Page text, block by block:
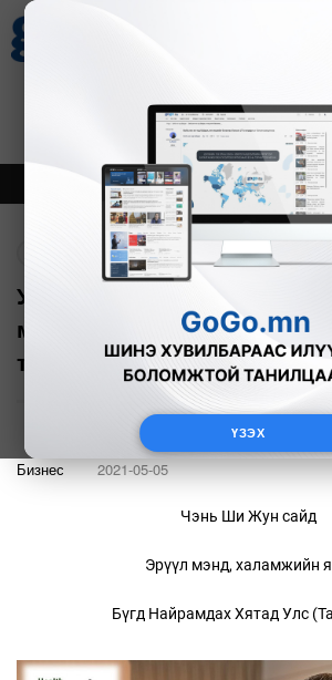
ҮЗЭХ
Зурхай
8.06
Онцлох Шинэ
Уян хатан, хүртээмжтэй
мэндийн системийг
тусална
Бизнес 2021-05-05
Чэнь Ши Жун сайд
Эрүүл мэнд, халамжийн
Бүгд Найрамдах Хятад Улс